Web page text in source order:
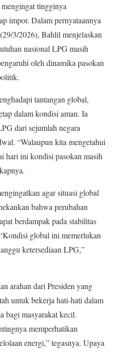
tingginya
impor. Dalam pernyataannya
3/2026), Bahlil menjelaskan
nasional LPG masih
oleh dinamika pasokan
tantangan global,
dalam kondisi aman. Ia
dari sejumlah negara
“Walaupun kita mengetahui
hari ini kondisi pasokan masih
agar situasi global
bahwa perubahan
berdampak pada stabilitas
global ini memerlukan
ketersediaan LPG,”
arahan dari Presiden yang
untuk bekerja hati-hati dalam
bagi masyarakat kecil.
memperhatikan
energi,” tegasnya. Upaya